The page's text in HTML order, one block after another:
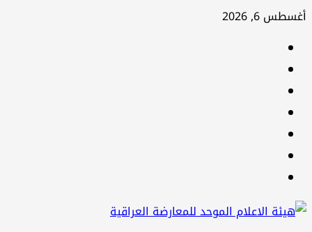
تخطي
أغسطس 6, 2026